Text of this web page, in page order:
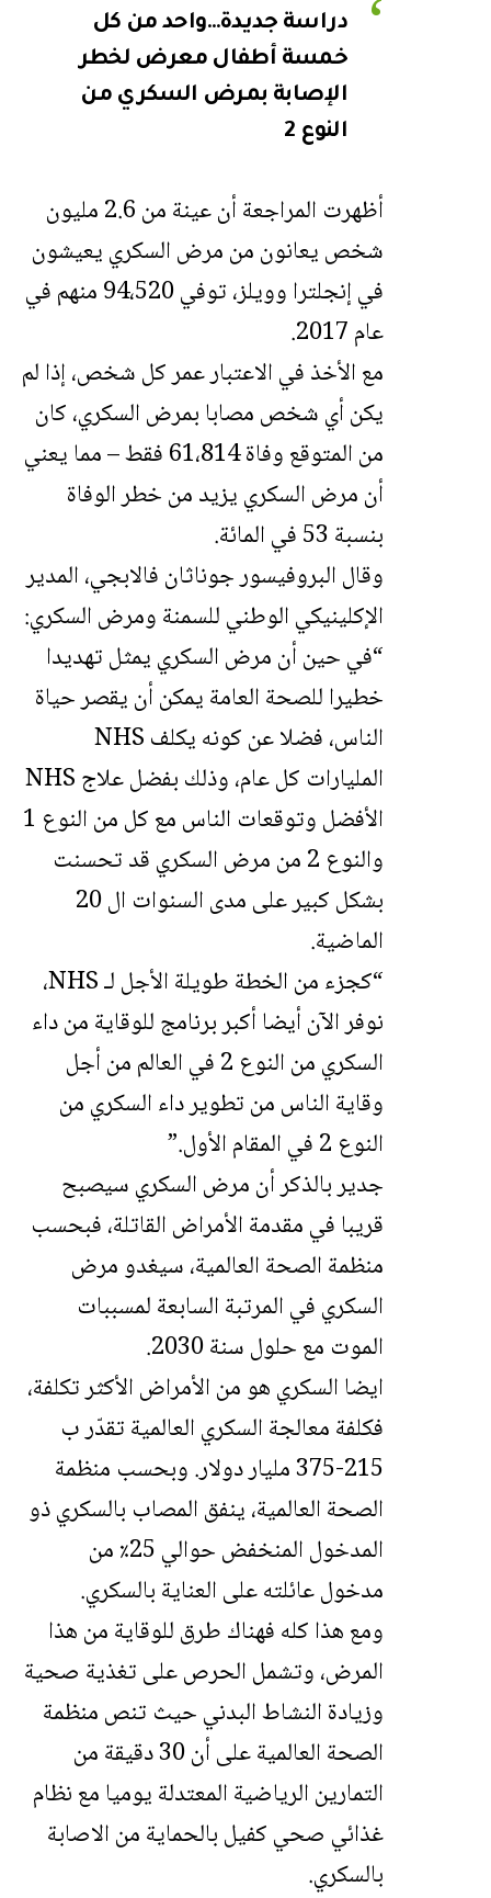
دراسة جديدة…واحد من كل
خمسة أطفال معرض لخطر
الإصابة بمرض السكري من
النوع 2
أظهرت المراجعة أن عينة من 2.6 مليون
شخص يعانون من مرض السكري يعيشون
في إنجلترا وويلز، توفي 94،520 منهم في
عام 2017.
مع الأخذ في الاعتبار عمر كل شخص، إذا لم
يكن أي شخص مصابا بمرض السكري، كان
من المتوقع وفاة 61،814 فقط – مما يعني
أن مرض السكري يزيد من خطر الوفاة
بنسبة 53 في المائة.
وقال البروفيسور جوناثان فالابجي، المدير
الإكلينيكي الوطني للسمنة ومرض السكري:
“في حين أن مرض السكري يمثل تهديدا
خطيرا للصحة العامة يمكن أن يقصر حياة
الناس، فضلا عن كونه يكلف NHS
المليارات كل عام، وذلك بفضل علاج NHS
الأفضل وتوقعات الناس مع كل من النوع 1
والنوع 2 من مرض السكري قد تحسنت
بشكل كبير على مدى السنوات ال 20
الماضية.
“كجزء من الخطة طويلة الأجل لـ NHS،
نوفر الآن أيضا أكبر برنامج للوقاية من داء
السكري من النوع 2 في العالم من أجل
وقاية الناس من تطوير داء السكري من
النوع 2 في المقام الأول.”
جدير بالذكر أن مرض السكري سيصبح
قريبا في مقدمة الأمراض القاتلة، فبحسب
منظمة الصحة العالمية، سيغدو مرض
السكري في المرتبة السابعة لمسببات
الموت مع حلول سنة 2030.
ايضا السكري هو من الأمراض الأكثر تكلفة،
فكلفة معالجة السكري العالمية تقدّر ب
215-375 مليار دولار. وبحسب منظمة
الصحة العالمية، ينفق المصاب بالسكري ذو
المدخول المنخفض حوالي 25٪ من
مدخول عائلته على العناية بالسكري.
ومع هذا كله فهناك طرق للوقاية من هذا
المرض، وتشملالحرص على تغذية صحية
وزيادة النشاط البدني حيث تنص منظمة
الصحة العالمية على أن 30 دقيقة من
التمارين الرياضية المعتدلة يوميا مع نظام
غذائي صحي كفيل بالحماية من الاصابة
بالسكري.